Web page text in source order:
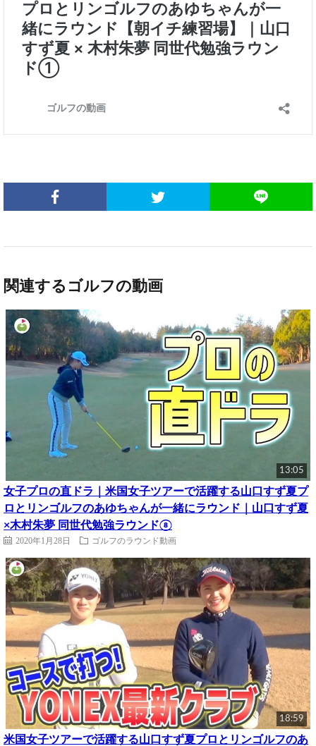
関連するゴルフの動画
13:05
女子プロの直ドラ｜米国女子ツアーで活躍する山口すず夏プ
ロとリンゴルフのあゆちゃんが一緒にラウンド｜山口すず夏
×木村朱夢 同世代勉強ラウンド⑧
2020年1月28日 ゴルフのラウンド動画
18:59
米国女子ツアーで活躍する山口すず夏プロとリンゴルフのあ